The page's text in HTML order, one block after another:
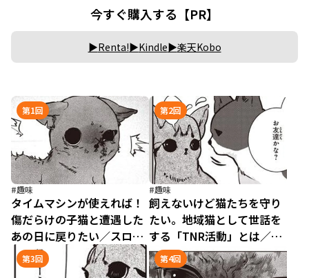
今すぐ購入する【PR】
Renta! Kindle 楽天Kobo
第1回
#趣味
タイムマシンが使えれば！
傷だらけの子猫と遭遇した
あの日に戻りたい／スロー
ステップ朔太郎 上（1）
第2回
#趣味
飼えないけど猫たちを守り
たい。地域猫として世話を
する「TNR活動」とは／ス
ローステップ朔太郎 上
（2）
第3回 第4回